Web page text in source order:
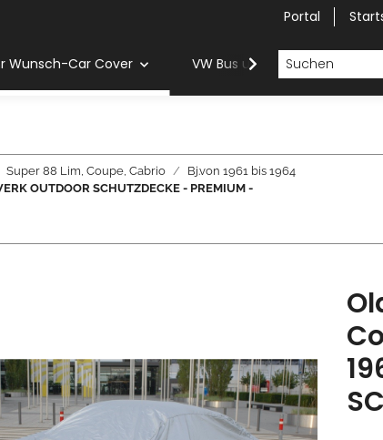
Portal
Wunsch-Car Cover VW Bus und Van Car Cover
Super 88 Lim, Coupe, Cabrio
Bj.von 1961 bis 1964
OUTDOOR SCHUTZDECKE - PREMIUM -